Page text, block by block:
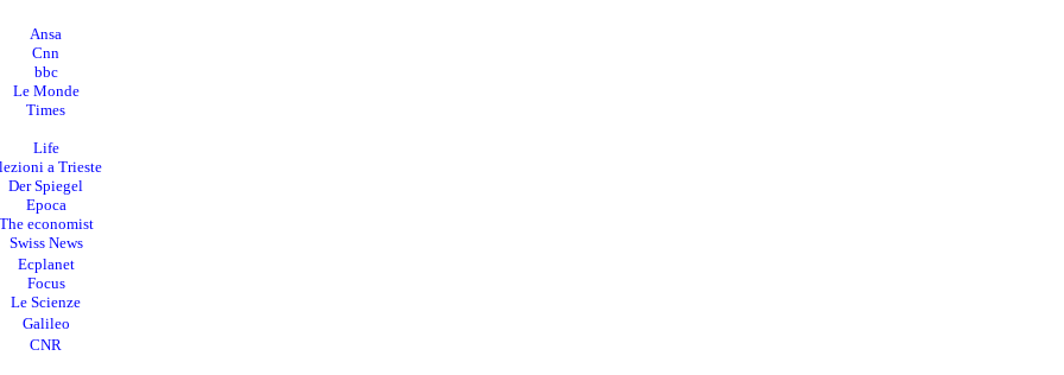
Ansa
Cnn
bbc
Le Monde
Times
Life
a Trieste
Der Spiegel
Epoca
economist
Swiss News
Ecplanet
Focus
Le Scienze
Galileo
CNR